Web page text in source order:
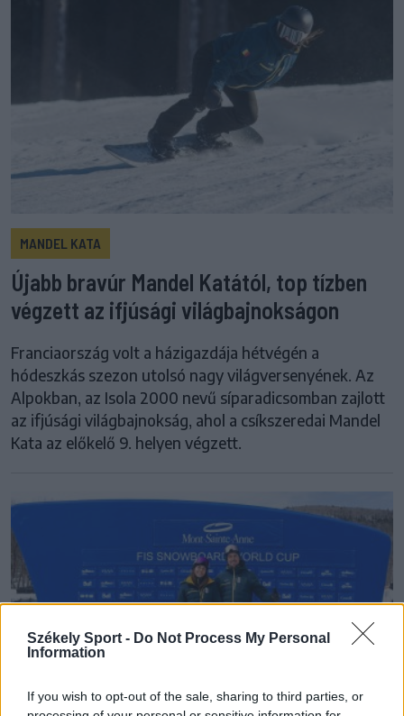
Székely Sport - Do Not Process My Personal
Information
If you wish to opt-out of the sale, sharing to third parties, or
MANDEL KATA
Újabb bravúr Mandel Katától, top tízben
végzett az ifjúsági világbajnokságon
Franciaország volt a házigazdája hétvégén a
hódeszkás szezon utolsó nagy világversenyének. Az
Alpokban, az Isola 2000 nevű síparadicsomban zajlott
az ifjúsági világbajnokság, ahol a csíkszeredai Mandel
Kata az előkelő 9. helyen végzett.